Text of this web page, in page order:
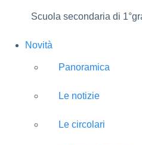
Scuola secondaria di
Novità
Panoramica
Le notizie
Le circolari